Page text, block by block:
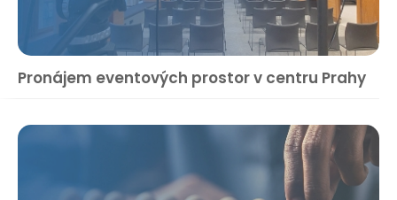
Pronájem eventových prostor v centru Prahy